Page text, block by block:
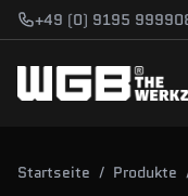
Zum Hauptinhalt
+49 (0) 9195
Startseite / Produkte